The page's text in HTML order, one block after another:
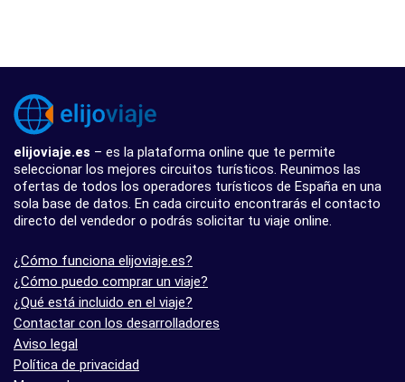
elijoviaje.es – es la plataforma online que te permite
seleccionar los mejores circuitos turísticos. Reunimos las
ofertas de todos los operadores turísticos de España en una
sola base de datos. En cada circuito encontrarás el contacto
directo del vendedor o podrás solicitar tu viaje online.
¿Cómo funciona elijoviaje.es?
¿Cómo puedo comprar un viaje?
¿Qué está incluido en el viaje?
Contactar con los desarrolladores
Aviso legal
Política de privacidad